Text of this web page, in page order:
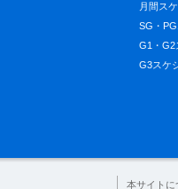
月間ス
SG・
G1・G2
G3スケ
本サイトに